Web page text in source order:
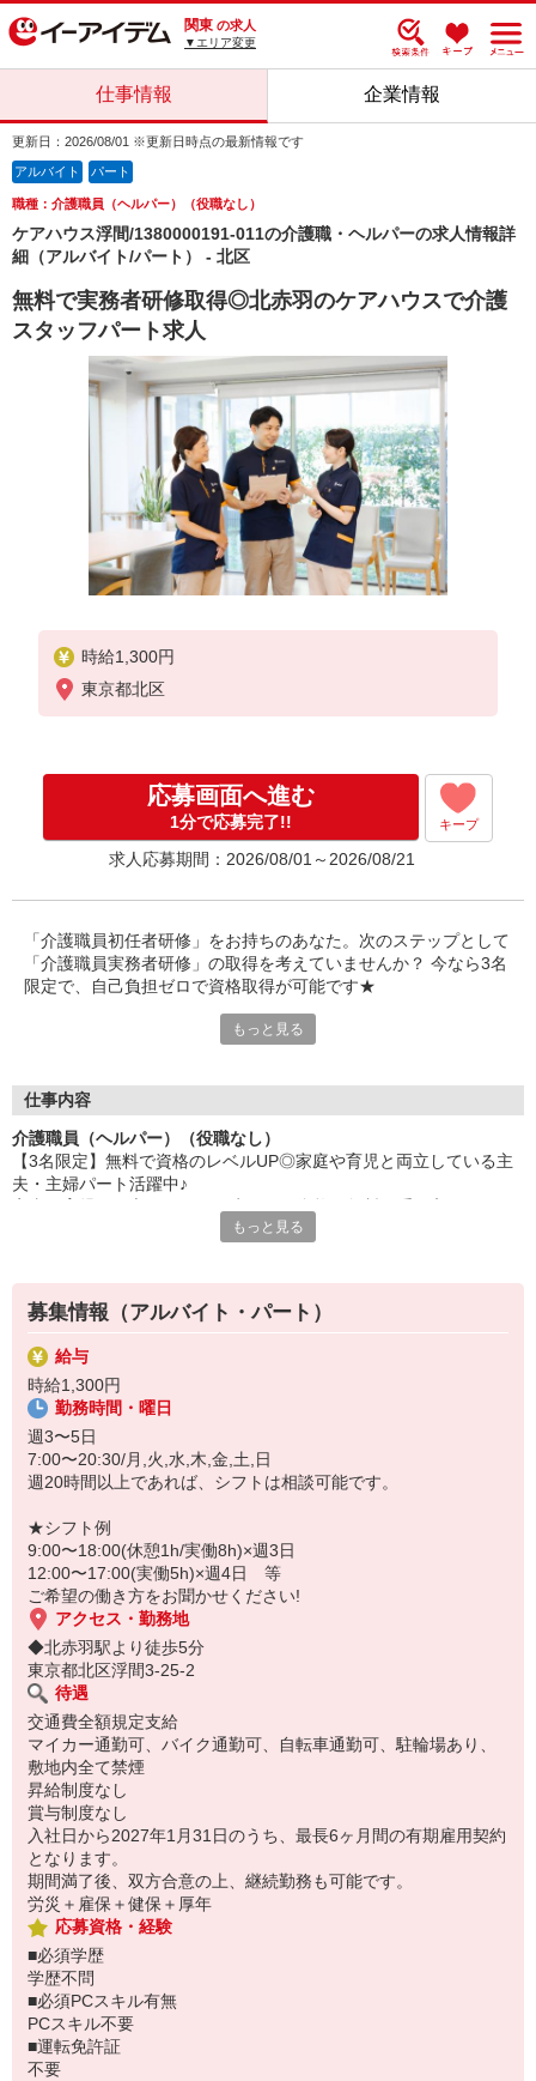
関東 の求人
▼エリア変更
仕事情報 企業情報
更新日：2026/08/01 ※更新日時点の最新情報です
アルバイト パート
職種：介護職員（ヘルパー）（役職なし）
ケアハウス浮間/1380000191-011の介護職・ヘルパーの求人情報詳
細（アルバイト/パート） - 北区
無料で実務者研修取得◎北赤羽のケアハウスで介護
スタッフパート求人
時給1,300円
東京都北区
応募画面へ進む
1分で応募完了!! キープ
求人応募期間：2026/08/01～2026/08/21
「介護職員初任者研修」をお持ちのあなた。次のステップとして
「介護職員実務者研修」の取得を考えていませんか？ 今なら3名
限定で、自己負担ゼロで資格取得が可能です★
＊受講の申し込みや事務手続きは全て会社で段取りします。「ど
雑」・・・そんな心配は一切ありません！学習に集中できます。
＊初任者研修で学んだ基礎知識に加え、より専門的な「医療的ケ
ア（喀痰吸引・経管栄養の基礎）」などを習得できます。
＊実務者研修の修了は、介護の国家資格である「介護福祉士」の
受験に必須の要件です。上位資格を取得することで給与UP＋キ
もっと見る
仕事内容
介護職員（ヘルパー）（役職なし）
【3名限定】無料で資格のレベルUP◎家庭や育児と両立している主
夫・主婦パート活躍中♪
る！
★期間限定｜東京都介護職員就業促進事業対象求人★
◎働きながら「介護職員実務者研修」の資格取得
◎自己負担ゼロ！費用の心配ナシ
◎講座受講中も給与×交通費の支払いアリ
◎雇用は最長6ヶ月間。双方の合意により継続勤務可能！
北区にある「ケアハウス浮間」での介護パート大募集♪
・入居者様の見守り、記録入力
・生活支援（掃除・洗濯・食事配膳） など
・資格取得の学習（東京都介護職員就業促進事業）
もっと見る
募集情報（アルバイト・パート）
給与
時給1,300円
勤務時間・曜日
週3〜5日
7:00〜20:30/月,火,水,木,金,土,日
週20時間以上であれば、シフトは相談可能です。
★シフト例
9:00〜18:00(休憩1h/実働8h)×週3日
12:00〜17:00(実働5h)×週4日 等
ご希望の働き方をお聞かせください!
アクセス・勤務地
◆北赤羽駅より徒歩5分
東京都北区浮間3-25-2
待遇
交通費全額規定支給
マイカー通勤可、バイク通勤可、自転車通勤可、駐輪場あり、
敷地内全て禁煙
昇給制度なし
賞与制度なし
入社日から2027年1月31日のうち、最長6ヶ月間の有期雇用契約
となります。
期間満了後、双方合意の上、継続勤務も可能です。
労災＋雇保＋健保＋厚年
応募資格・経験
■必須学歴
学歴不問
■必須PCスキル有無
PCスキル不要
■運転免許証
不要